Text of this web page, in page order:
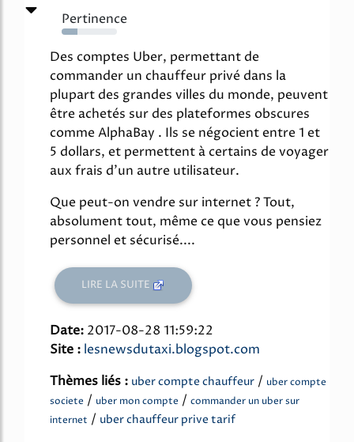
Pertinence
29%
Des comptes Uber, permettant de
commander un chauffeur privé dans la
plupart des grandes villes du monde, peuvent
être achetés sur des plateformes obscures
comme AlphaBay . Ils se négocient entre 1 et
5 dollars, et permettent à certains de voyager
aux frais d'un autre utilisateur.
Que peut-on vendre sur internet ? Tout,
absolument tout, même ce que vous pensiez
personnel et sécurisé....
LIRE LA SUITE
Date: 2017-08-28 11:59:22
Site : lesnewsdutaxi.blogspot.com
Thèmes liés : uber compte chauffeur / uber compte
societe / uber mon compte / commander un uber sur
internet / uber chauffeur prive tarif